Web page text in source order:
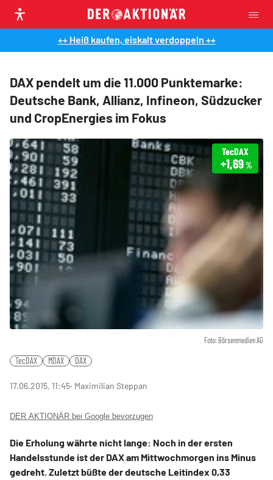
++ Heiß kaufen, eiskalt verdoppeln ++
DAX pendelt um die 11.000 Punktemarke:
Deutsche Bank, Allianz, Infineon, Südzucker
und CropEnergies im Fokus
Foto: Börsenmedien AG
TecDAX
+1,69%
TecDAX MDAX DAX
17.06.2015, 11:45‧ Maximilian Steppan
DER AKTIONÄR bei Google bevorzugen
Die Erholung währte nicht lange: Noch in der ersten
Handelsstunde ist der DAX am Mittwochmorgen ins Minus
gedreht. Zuletzt büßte der deutsche Leitindex 0,33